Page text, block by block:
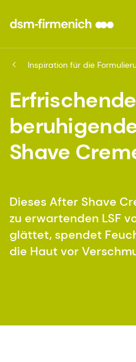
Inspiration für die
Shave
Dieses After Shave
zu erwartenden LSF
glättet, spendet
die Haut vor